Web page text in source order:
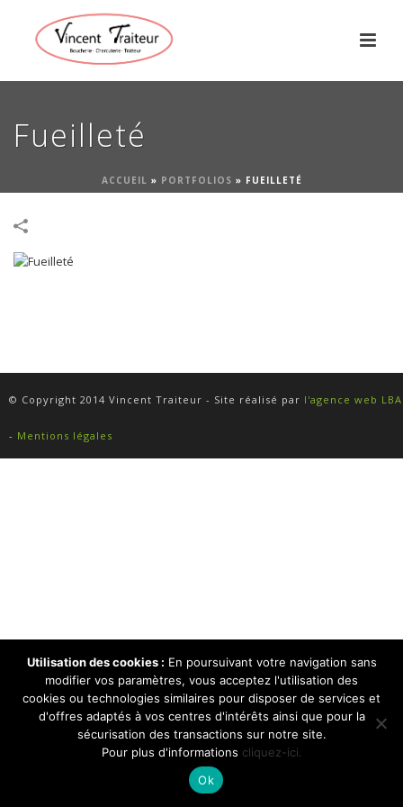
Fueilleté
ACCUEIL » PORTFOLIOS » FUEILLETÉ
© Copyright 2014 Vincent Traiteur - Site réalisé par l'agence web
- Mentions légales
Utilisation des cookies : En poursuivant votre navigation sans
modifier vos paramètres, vous acceptez l'utilisation des
cookies ou technologies similaires pour disposer de services et
d'offres adaptés à vos centres d'intérêts ainsi que pour la
sécurisation des transactions sur notre site.
Pour plus d'informations cliquez-ici.
Ok